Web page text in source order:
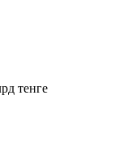
тенге